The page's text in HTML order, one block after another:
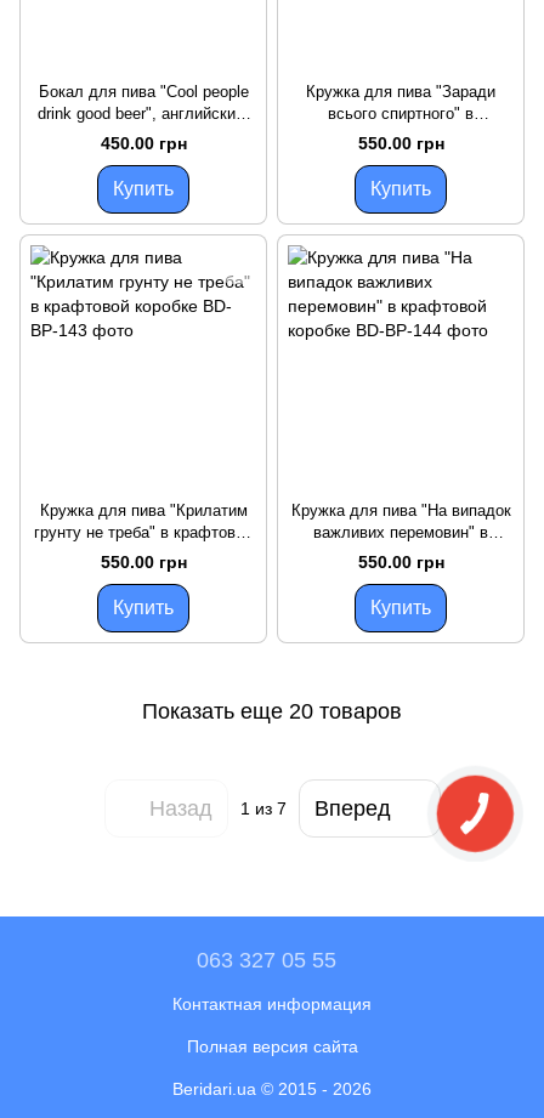
Бокал для пива "Cool people
drink good beer", английский,
Крафтовая коробка
450.00 грн
Купить
Кружка для пива "Заради
всього спиртного" в
крафтовой коробке
550.00 грн
Купить
Кружка для пива "Крилатим
грунту не треба" в крафтовой
коробке
550.00 грн
Купить
Кружка для пива "На випадок
важливих перемовин" в
крафтовой коробке
550.00 грн
Купить
Показать еще 20 товаров
Назад 1из 7 Вперед
063 327 05 55
Контактная информация
Полная версия сайта
Beridari.ua © 2015 - 2026